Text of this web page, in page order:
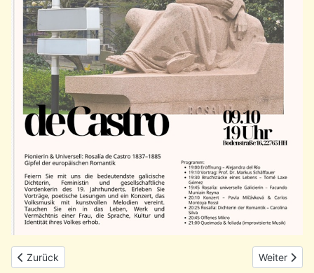
Vorheriger Beitrag: Brasilianischer Jazz im Nica Jazz Club
Zurück Nächster
Weiter